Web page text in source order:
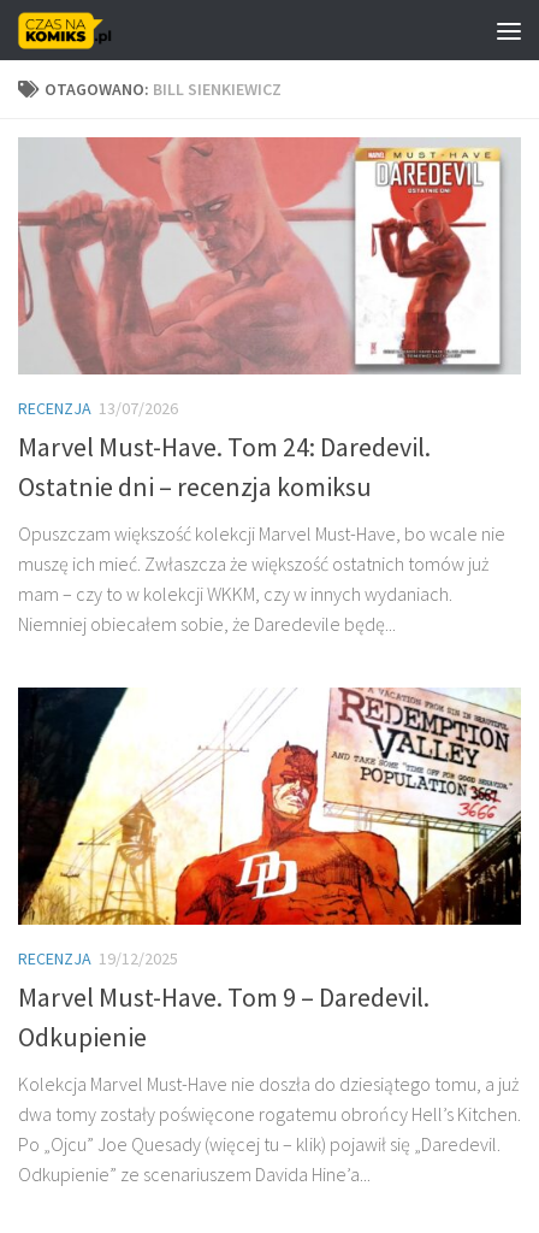
Skip to content
OTAGOWANO: BILL SIENKIEWICZ
RECENZJA 13/07/2026
Marvel Must-Have. Tom 24: Daredevil.
Ostatnie dni – recenzja komiksu
Opuszczam większość kolekcji Marvel Must-Have, bo wcale nie
muszę ich mieć. Zwłaszcza że większość ostatnich tomów już
mam – czy to w kolekcji WKKM, czy w innych wydaniach.
Niemniej obiecałem sobie, że Daredevile będę...
RECENZJA 19/12/2025
Marvel Must-Have. Tom 9 – Daredevil.
Odkupienie
Kolekcja Marvel Must-Have nie doszła do dziesiątego tomu, a już
dwa tomy zostały poświęcone rogatemu obrońcy Hell’s Kitchen.
Po „Ojcu” Joe Quesady (więcej tu – klik) pojawił się „Daredevil.
Odkupienie” ze scenariuszem Davida Hine’a...